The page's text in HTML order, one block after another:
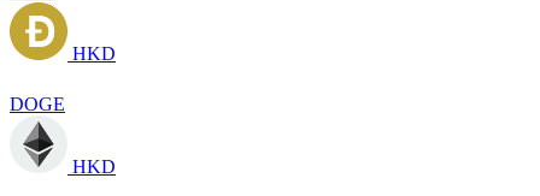
HKD
DOGE
HKD